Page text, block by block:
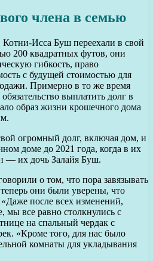
члена в семью
Котни-Исса Буш переехали в свой
200 квадратных футов, они
гибкость, право
с будущей стоимостью для
Примерно в то же время
выплатить долг в
образ жизни крошечного дома
огромный долг, включая дом, и
доме до 2021 года, когда в их
— их дочь Залайя Буш.
о том, что пора завязывать
они были уверены, что
после всех изменений,
мы все равно столкнулись с
на спальный чердак с
«Кроме того, для нас было
комнаты для укладывания